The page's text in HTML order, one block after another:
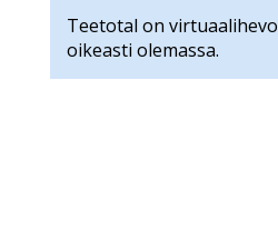
Teetotal on
oikeasti olemassa.